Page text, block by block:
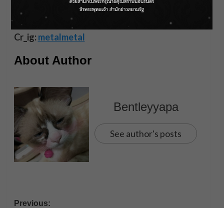
Cr_ig: metalmetal
About Author
Bentleyyapa
See author's posts
Previous: